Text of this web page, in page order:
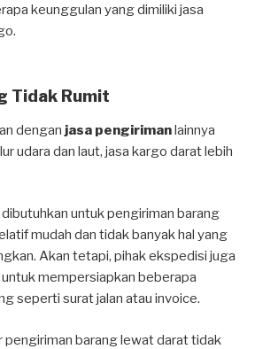
keunggulan yang dimiliki jasa
Tidak Rumit
dengan jasa pengirimanlainnya
udara dan laut, jasa kargo darat lebih
untuk pengiriman barang
mudah dan tidak banyak hal yang
Akan tetapi, pihak ekspedisi juga
untuk mempersiapkan beberapa
seperti surat jalan atau invoice.
pengiriman barang lewat darat tidak